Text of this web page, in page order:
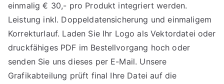
einmalig € 30,- pro Produkt integriert werden.
Leistung inkl. Doppeldatensicherung und einmaligem
Korrekturlauf. Laden Sie Ihr Logo als Vektordatei oder
druckfähiges PDF im Bestellvorgang hoch oder
senden Sie uns dieses per E-Mail. Unsere
Grafikabteilung prüft final Ihre Datei auf die